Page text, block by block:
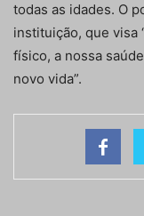
todas as idades. O
instituição, que visa
físico, a nossa
novo vida”.